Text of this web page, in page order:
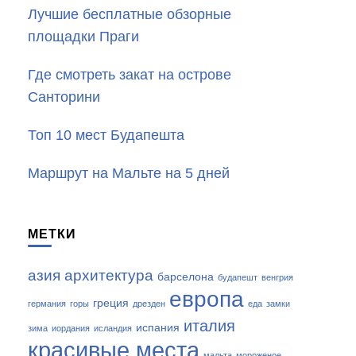
Лучшие бесплатные обзорные
площадки Праги
Где смотреть закат на острове
Санторини
Топ 10 мест Будапешта
Маршрут на Мальте на 5 дней
МЕТКИ
азия архитектура барселона будапешт венгрия
германия горы греция дрезден европа еда замки
зима иордания исландия испания италия
красивые места